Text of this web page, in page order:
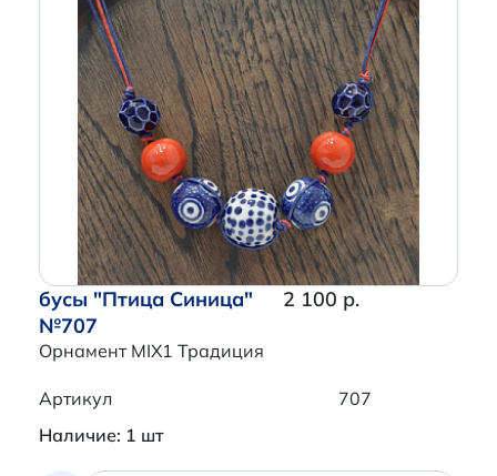
бусы "Птица Синица"
№707
Орнамент MIX1 Традиция
2 100 р.
Артикул
707
Наличие: 1 шт